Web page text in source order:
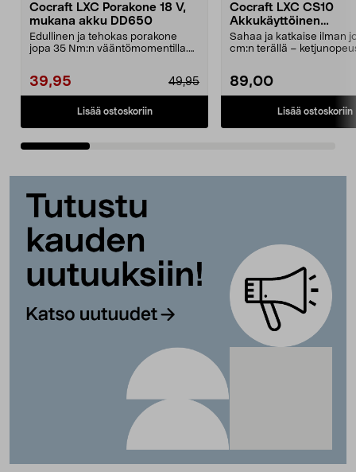
Cocraft LXC Porakone 18 V,
mukana akku DD650
Edullinen ja tehokas porakone
jopa 35 Nm:n vääntömomentilla.
49,95
39,95
Lisää ostoskoriin
Cocraft LXC CS10
Akkukäyttöinen
moottorisaha 18 V
Sahaa ja katkaise ilman
cm:n terällä –
89,00
Lisää ostoskoriin